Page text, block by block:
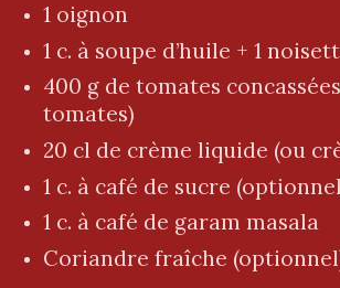
1 oignon
1 c. à soupe d’huile + 1
400 g de tomates
tomates)
20 cl de crème liquide (ou
1 c. à café de sucre
1 c. à café de garam masala
Coriandre fraîche